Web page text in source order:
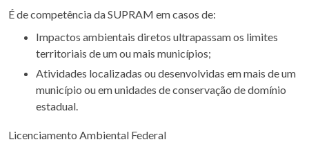
É de competência da SUPRAM em casos de:
Impactos ambientais diretos ultrapassam os limites
territoriais de um ou mais municípios;
Atividades localizadas ou desenvolvidas em mais de um
município ou em unidades de conservação de domínio
estadual.
Licenciamento Ambiental Federal